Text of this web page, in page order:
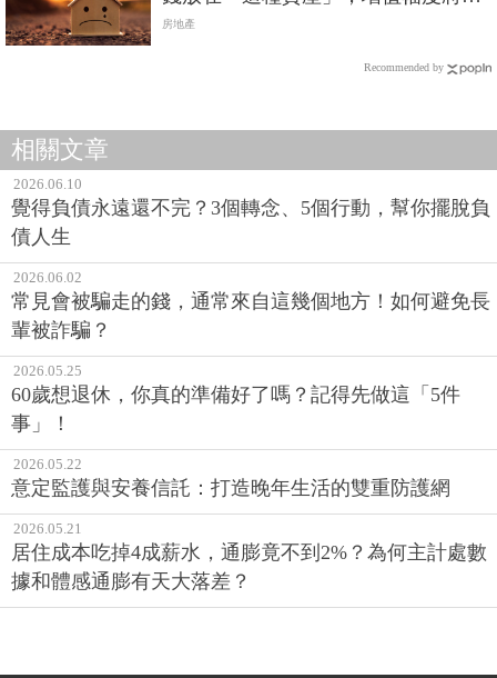
房子的1.5倍
房地產
Recommended by
相關文章
2026.06.10
覺得負債永遠還不完？3個轉念、5個行動，幫你擺脫負
債人生
2026.06.02
常見會被騙走的錢，通常來自這幾個地方！如何避免長
輩被詐騙？
2026.05.25
60歲想退休，你真的準備好了嗎？記得先做這「5件
事」！
2026.05.22
意定監護與安養信託：打造晚年生活的雙重防護網
2026.05.21
居住成本吃掉4成薪水，通膨竟不到2%？為何主計處數
據和體感通膨有天大落差？